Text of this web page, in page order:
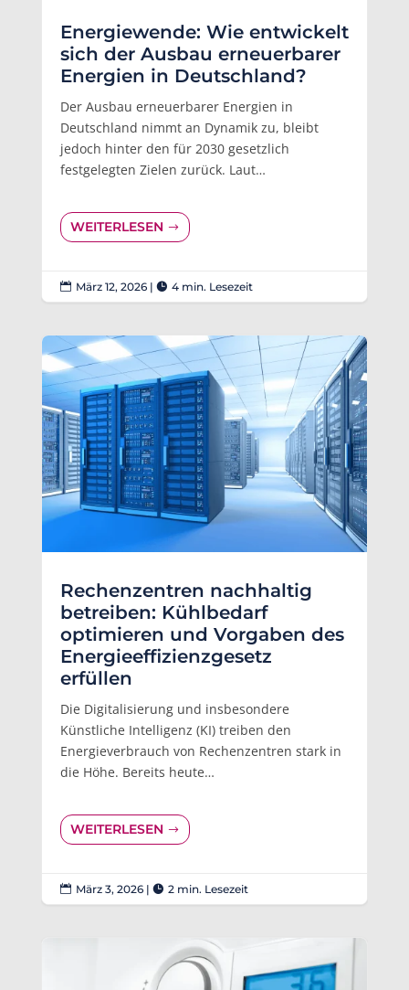
Energiewende: Wie entwickelt
sich der Ausbau erneuerbarer
Energien in Deutschland?
Der Ausbau erneuerbarer Energien in
Deutschland nimmt an Dynamik zu, bleibt
jedoch hinter den für 2030 gesetzlich
festgelegten Zielen zurück. Laut…
WEITERLESEN
 März 12, 2026|  4 min. Lesezeit
Rechenzentren nachhaltig
betreiben: Kühlbedarf
optimieren und Vorgaben des
Energieeffizienzgesetz
erfüllen
Die Digitalisierung und insbesondere
Künstliche Intelligenz (KI) treiben den
Energieverbrauch von Rechenzentren stark in
die Höhe. Bereits heute…
WEITERLESEN
 März 3, 2026|  2 min. Lesezeit